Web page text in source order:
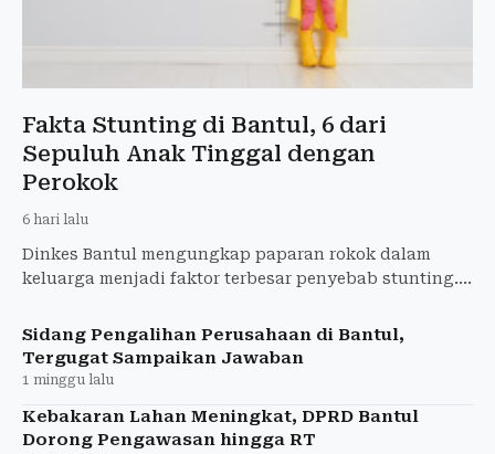
Fakta Stunting di Bantul, 6 dari
Sepuluh Anak Tinggal dengan
Perokok
6 hari lalu
Dinkes Bantul mengungkap paparan rokok dalam
keluarga menjadi faktor terbesar penyebab stunting.
tantangan masih
Sidang Pengalihan Perusahaan di Bantul,
Tergugat Sampaikan Jawaban
1 minggu lalu
Kebakaran Lahan Meningkat, DPRD Bantul
Dorong Pengawasan hingga RT